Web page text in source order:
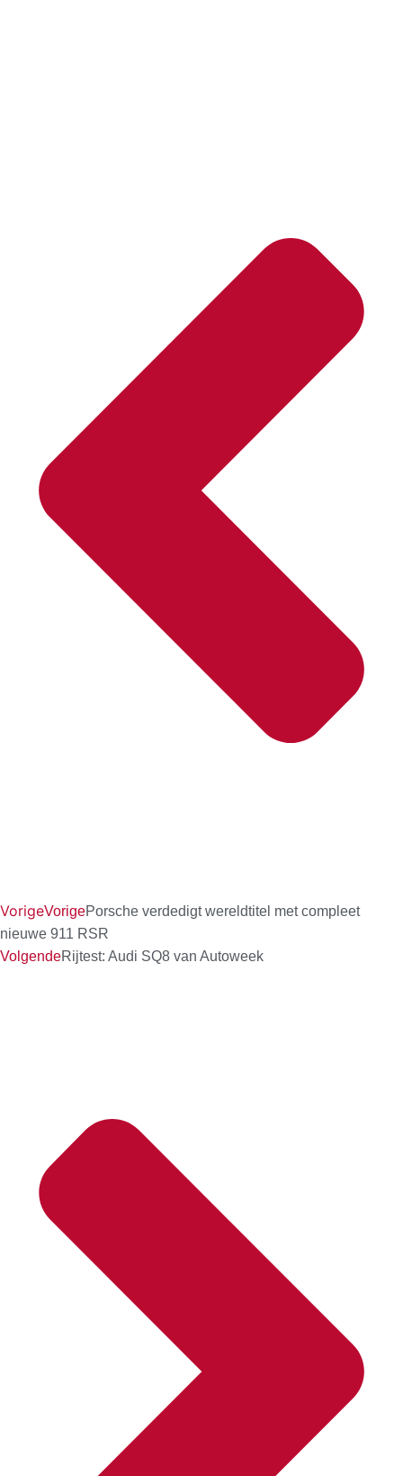
VorigeVorigePorsche verdedigt wereldtitel met compleet
nieuwe 911 RSR
VolgendeRijtest: Audi SQ8 van Autoweek